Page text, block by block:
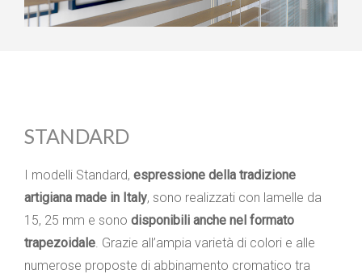
STANDARD
I modelli Standard, espressione della tradizione
artigiana made in Italy, sono realizzati con lamelle da
15, 25 mm e sono disponibili anche nel formato
trapezoidale. Grazie all’ampia varietà di colori e alle
numerose proposte di abbinamento cromatico tra